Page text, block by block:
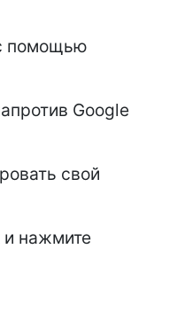
помощью
Google
свой
и нажмите